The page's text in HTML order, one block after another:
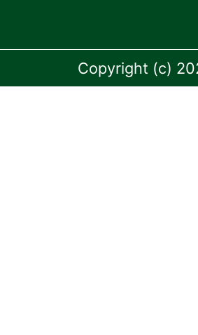
Copyright (c)